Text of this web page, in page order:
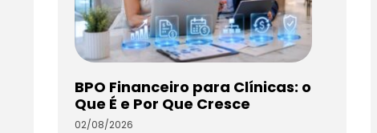
BPO Financeiro para Clínicas: o
Que É e Por Que Cresce
02/08/2026